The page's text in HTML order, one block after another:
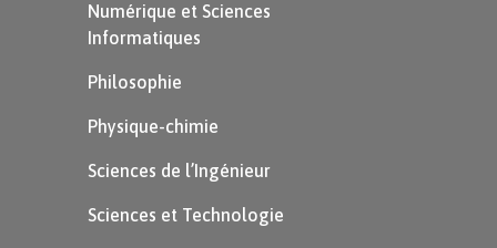
imposer sa doctrine en force ;
la propagande mise en place doit
répétée ;
sentiments du peuple.
Numérique et Sciences
Informatiques
Philosophie
Physique-chimie
Sciences de l’Ingénieur
Sciences et Technologie